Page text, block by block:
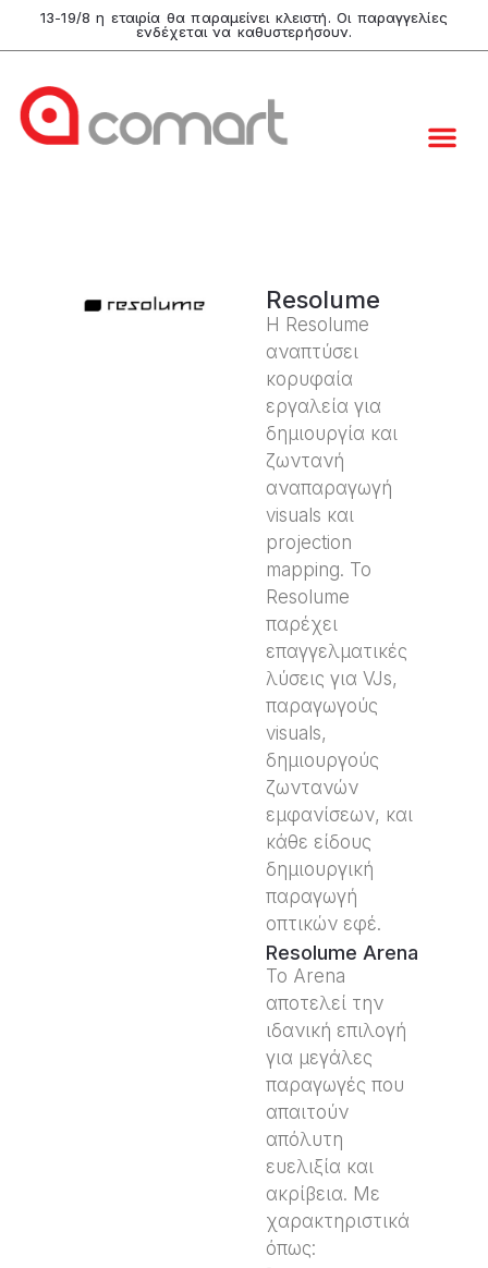
13-19/8 η εταιρία θα παραμείνει κλειστή. Οι παραγγελίες
ενδέχεται να καθυστερήσουν.
Resolume
Η Resolume
αναπτύσει
κορυφαία
εργαλεία για
δημιουργία και
ζωντανή
αναπαραγωγή
visuals και
projection
mapping. Το
Resolume
παρέχει
επαγγελματικές
λύσεις για VJs,
παραγωγούς
visuals,
δημιουργούς
ζωντανών
εμφανίσεων, και
κάθε είδους
δημιουργική
παραγωγή
οπτικών εφέ.
Resolume Arena
Το Arena
αποτελεί την
ιδανική επιλογή
για μεγάλες
παραγωγές που
απαιτούν
απόλυτη
ευελιξία και
ακρίβεια. Με
χαρακτηριστικά
όπως: